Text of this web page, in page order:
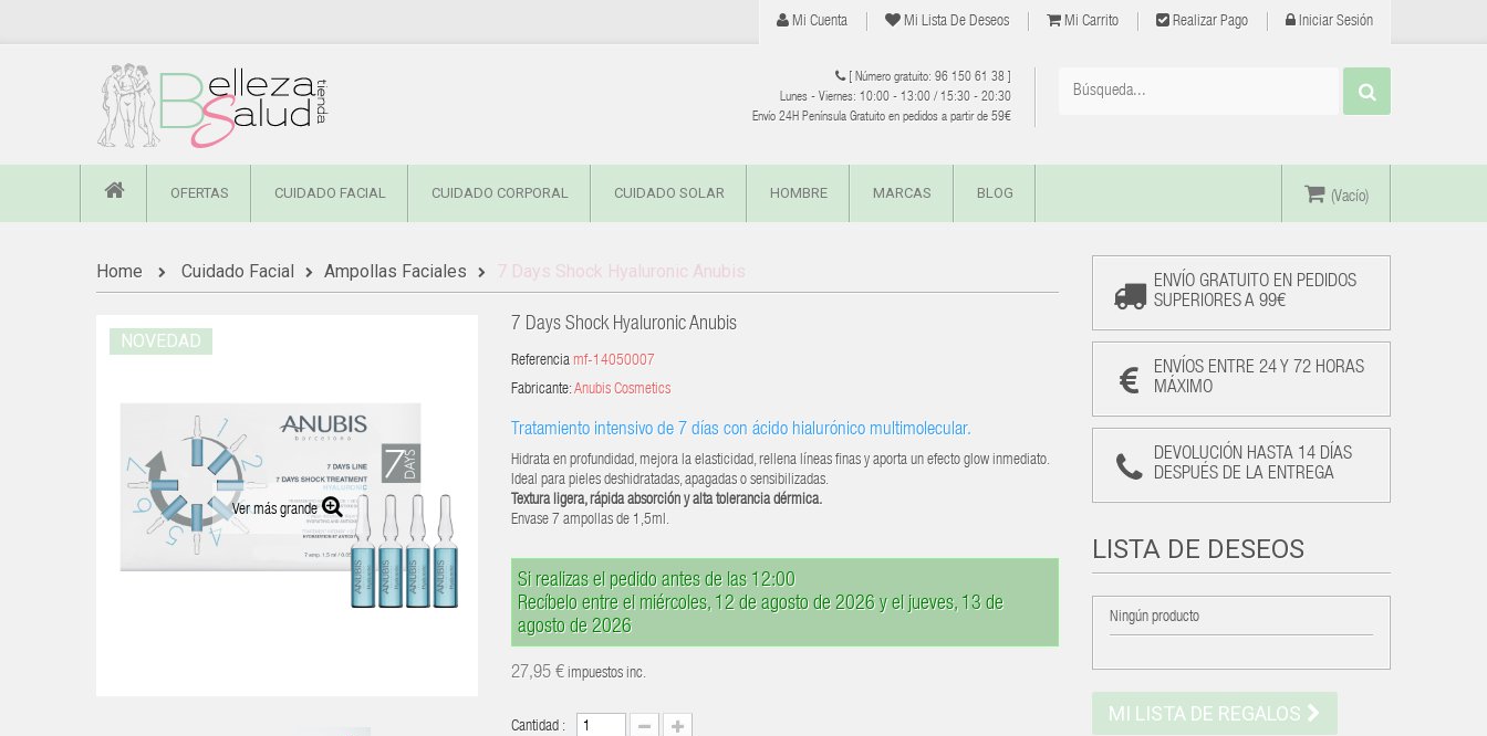
Mi Cuenta Mi Lista De Deseos Mi Carrito Realizar Pago Iniciar Sesión
(Vacío)
[ Número gratuito: 96 150 61 38
Lunes - Viernes: 10:00 - 13:00 / 15:30 - 20:30
Envío 24H Península Gratuito en pedidos a partir de 59€
OFERTAS CUIDADO FACIAL CUIDADO CORPORAL CUIDADO SOLAR HOMBRE MARCAS BLOG
Home Cuidado Facial Ampollas Faciales 7 Days Shock Hyaluronic Anubis
NOVEDAD
Ver más grande
7 Days Shock Hyaluronic Anubis
Referencia mf-14050007
Fabricante:Anubis Cosmetics
Tratamiento intensivo de 7 días con ácido hialurónico multimolecular.
Hidrata en profundidad, mejora la elasticidad, rellena líneas finas y aporta un efecto glow inmediato.
Ideal para pieles deshidratadas, apagadas o sensibilizadas.
Textura ligera, rápida absorción y alta tolerancia dérmica.
Envase 7 ampollas de 1,5ml.
Si realizas el pedido antes de las 12:00
Recíbelo entre el miércoles, 12 de agosto de 2026 y el jueves, 13 de
agosto de 2026
27,95 € impuestos inc.
Cantidad :
ENVÍO GRATUITO EN PEDIDOS
SUPERIORES A 99€
ENVÍOS ENTRE 24 Y 72 HORAS
MÁXIMO
DEVOLUCIÓN HASTA 14 DÍAS
DESPUÉS DE LA ENTREGA
LISTA DE DESEOS
Ningún producto
MI LISTA DE REGALOS